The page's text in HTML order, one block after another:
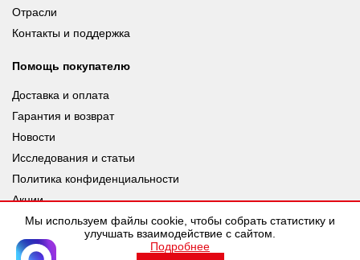
Отрасли
Контакты и поддержка
Помощь покупателю
Доставка и оплата
Гарантия и возврат
Новости
Исследования и статьи
Политика конфиденциальности
Акции
© leuze.ru [LEUZE RUS], 2026 |Разработка SDev
Мы используем файлы cookie, чтобы собрать статистику и
улучшать взаимодействие с сайтом.
Подробнее